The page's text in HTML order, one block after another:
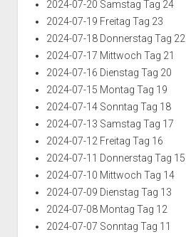
2024-07-20 Samstag Tag 24
2024-07-19 Freitag Tag 23
2024-07-18 Donnerstag Tag 22
2024-07-17 Mittwoch Tag 21
2024-07-16 Dienstag Tag 20
2024-07-15 Montag Tag 19
2024-07-14 Sonntag Tag 18
2024-07-13 Samstag Tag 17
2024-07-12 Freitag Tag 16
2024-07-11 Donnerstag Tag 15
2024-07-10 Mittwoch Tag 14
2024-07-09 Dienstag Tag 13
2024-07-08 Montag Tag 12
2024-07-07 Sonntag Tag 11